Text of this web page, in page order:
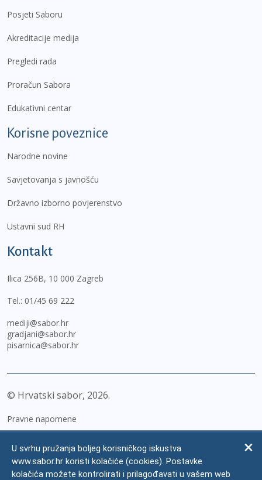
Posjeti Saboru
Akreditacije medija
Pregledi rada
Proračun Sabora
Edukativni centar
Korisne poveznice
Narodne novine
Savjetovanja s javnošću
Državno izborno povjerenstvo
Ustavni sud RH
Kontakt
Ilica 256B, 10 000 Zagreb
Tel.: 01/45 69 222
mediji@sabor.hr
gradjani@sabor.hr
pisarnica@sabor.hr
© Hrvatski sabor, 2026
Pravne napomene
Zaštita osobnih podataka
U svrhu pružanja boljeg korisničkog iskustva
www.sabor.hr koristi kolačiće (cookies). Postavke
kolačića možete kontrolirati i prilagođavati u vašem web